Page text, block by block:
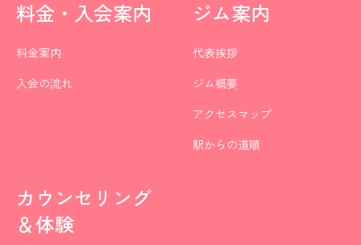
料金・入会案内
料金案内
入会の流れ
ジム案内
代表挨拶
ジム概要
アクセスマップ
駅からの道順
カウンセリング
＆体験